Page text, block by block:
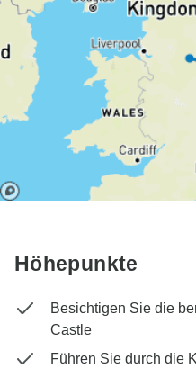
Höhepunkte
Besichtigen Sie die
Castle
Führen Sie durch die